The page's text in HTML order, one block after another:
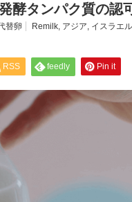
酵タンパク質の認
替卵 Remilk, アジア, イスラエル
RSS feedly Pin it